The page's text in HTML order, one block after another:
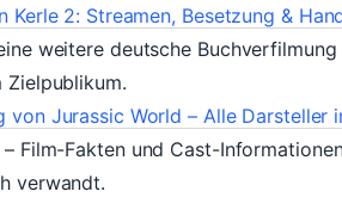
Kerle 2: Streamen, Besetzung &
weitere deutsche
Zielpublikum.
von Jurassic World – Alle Darsteller
– Film-Fakten und Cast-
verwandt.